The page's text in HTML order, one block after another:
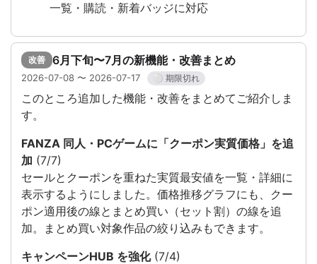
一覧・購読・新着バッジに対応
改善 6月下旬〜7月の新機能・改善まとめ
2026-07-08 〜 2026-07-17 ⚪ 期限切れ
このところ追加した機能・改善をまとめてご紹介しま
す。
FANZA 同人・PCゲームに「クーポン実質価格」を追
加 (7/7)
セールとクーポンを重ねた実質最安値を一覧・詳細に
表示するようにしました。価格推移グラフにも、クー
ポン適用後の線とまとめ買い（セット割）の線を追
加。まとめ買い対象作品の絞り込みもできます。
キャンペーンHUB を強化(7/4)